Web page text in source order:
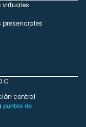
virtuales
central
puntos de